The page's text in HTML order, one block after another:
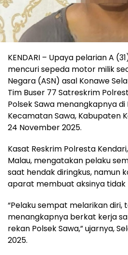
KENDARI – Upaya pelarian A
mencuri sepeda motor milik
Negara (ASN) asal Konawe
Tim Buser 77 Satreskrim
Polsek Sawa menangkapnya
Kecamatan Sawa, Kabupaten
24 November 2025.
Kasat Reskrim Polresta
Malau, mengatakan pelaku
saat hendak diringkus, namun
aparat membuat aksinya tidak
“Pelaku sempat melarikan diri,
menangkapnya berkat kerja
rekan Polsek Sawa,” ujarnya,
2025.